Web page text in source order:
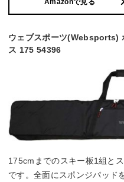
Amazonで見る
ウェブスポーツ(Websports)
ス 175 54396
175cmまでのスキー板1組と
です。全面にスポンジパッド